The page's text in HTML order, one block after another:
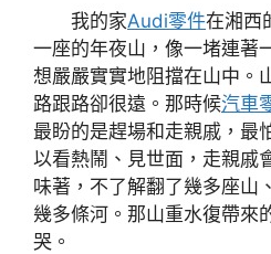
我的家Audi零件在湘西
一座的年夜山，像一堵連著
想嚴嚴實實地阻擋在山中。
路跟路卻很遠。那時候汽車
最盼的是趕場和走親戚，最
以看熱鬧、見世面，走親戚
味著，不了解翻了幾多座山
幾多條河。那山重水復帶來
哭。